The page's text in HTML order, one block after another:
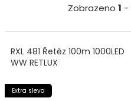
Zobrazeno 1 -
RXL 481 Řetěz 100m 1000LED
WW RETLUX
Extra sleva